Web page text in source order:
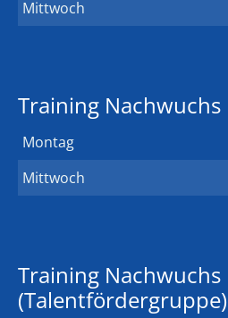
Mittwoch
Training Nachwuchs
Montag
Mittwoch
Training Nachwuchs
(Talentfördergruppe)